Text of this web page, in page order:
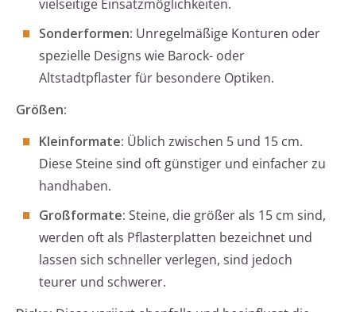
vielseitige Einsatzmöglichkeiten.
Sonderformen: Unregelmäßige Konturen oder
spezielle Designs wie Barock- oder
Altstadtpflaster für besondere Optiken.
Größen:
Kleinformate: Üblich zwischen 5 und 15 cm.
Diese Steine sind oft günstiger und einfacher zu
handhaben.
Großformate: Steine, die größer als 15 cm sind,
werden oft als Pflasterplatten bezeichnet und
lassen sich schneller verlegen, sind jedoch
teurer und schwerer.